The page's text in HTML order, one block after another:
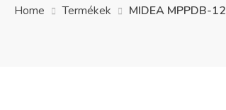
Home Termékek MIDEA MPPDB-